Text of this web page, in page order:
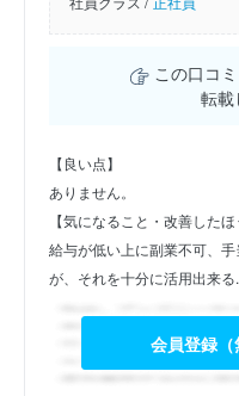
この口コ
転載
【良い点】
ありません。
【気になること・改善したほ
給与が低い上に副業不可、
が、それを十分に活用出来る
会員登録